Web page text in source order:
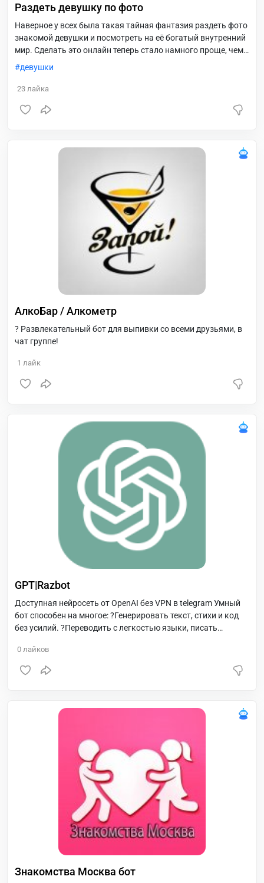
Раздеть девушку по фото
Наверное у всех была такая тайная фантазия раздеть фото
знакомой девушки и посмотреть на её богатый внутренний
мир. Сделать это онлайн теперь стало намного проще, чем
было раньше. Тогда приходилось мучиться с фотошопом,
да и умели это делать единицы. Сейчас эта забава стала
доступна всем. Просто войди в телегу и загрузи фото
девушки
23 лайка
АлкоБар / Алкометр
? Развлекательный бот для выпивки со всеми друзьями, в
чат группе!
1 лайк
GPT|Razbot
Доступная нейросеть от OpenAI без VPN в telegram Умный
бот способен на многое: ?Генерировать текст, стихи и код
без усилий. ?Переводить с легкостью языки, писать
изображения и распознавать голосовые сообщения - все в
одном месте.
0 лайков
Знакомства Москва бот